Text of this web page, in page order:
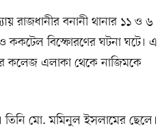
রাজধানীর বনানী থানার ১১ ও ৬
ও ককটেল বিস্ফোরণের ঘটনা ঘটে। এ
কলেজ এলাকা থেকে নাজিমকে
তিনি মো. মমিনুল ইসলামের ছেলে।